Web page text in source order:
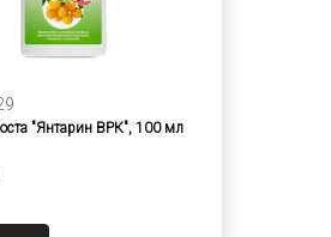
"Янтарин ВРК", 100 мл